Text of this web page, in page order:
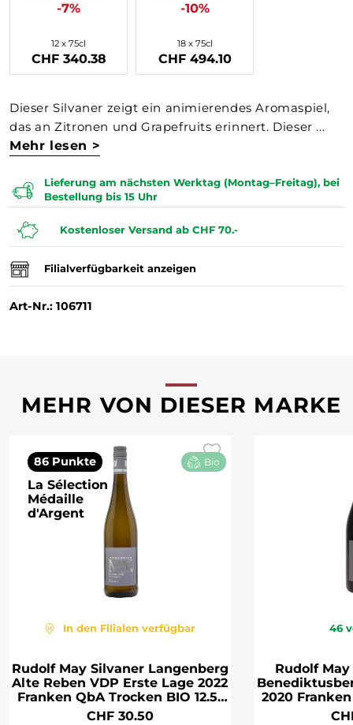
-7%
12 x 75cl
CHF 340.38
-10%
18 x 75cl
CHF 494.10
Dieser Silvaner zeigt ein animierendes Aromaspiel,
das an Zitronen und Grapefruits erinnert. Dieser ...
Mehr lesen >
Lieferung am nächsten Werktag (Montag–Freitag), bei
Bestellung bis 15 Uhr
Kostenloser Versand ab CHF 70.-
Filialverfügbarkeit anzeigen
Art-Nr.: 106711
MEHR VON DIESER MARKE
86 Punkte
La Sélection
Médaille
d'Argent
Bio
In den Filialen verfügbar
Rudolf May Silvaner Langenberg
Alte Reben VDP Erste Lage 2022
Franken QbA Trocken BIO 12.5°
75cl
CHF 30.50
46
Rudolf
2020